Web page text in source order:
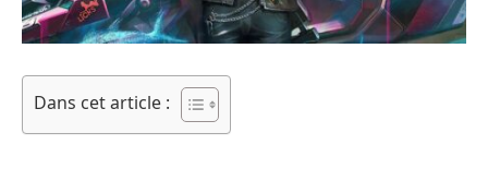
Dans cet article :